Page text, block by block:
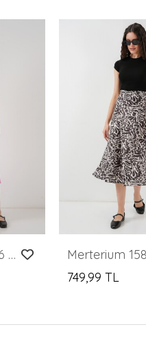
Merterium 15806 Saten Etek - Pembe
749,99 TL